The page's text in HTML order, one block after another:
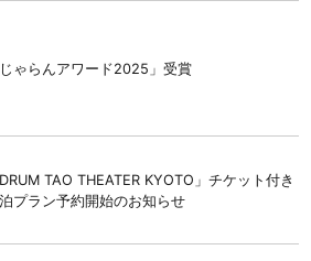
じゃらんアワード2025」受賞
DRUM TAO THEATER KYOTO」チケット付き
プラン予約開始のお知らせ